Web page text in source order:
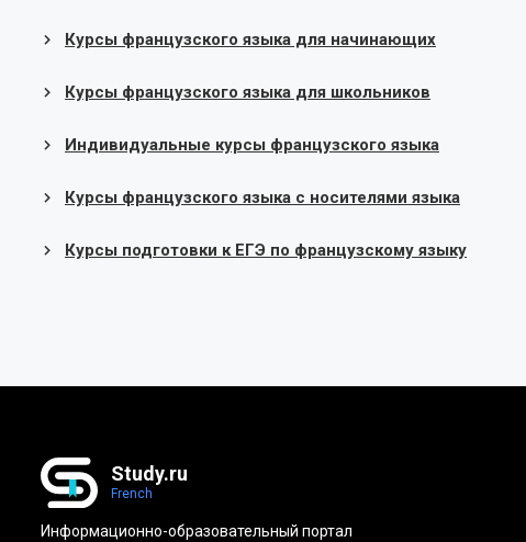
Курсы французского языка для начинающих
Курсы французского языка для школьников
Индивидуальные курсы французского языка
Курсы французского языка с носителями языка
Курсы подготовки к ЕГЭ по французскому языку
Study.ru
French
Информационно-образовательный портал